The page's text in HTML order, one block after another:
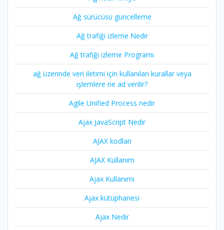
Ağ sürücüsü güncelleme
Ağ trafiği izleme Nedir
Ağ trafiği izleme Programı
ağ üzerinde veri iletimi için kullanılan kurallar veya
işlemlere ne ad verilir?
Agile Unified Process nedir
Ajax JavaScript Nedir
AJAX kodları
AJAX Kullanım
Ajax Kullanımı
Ajax kütüphanesi
Ajax Nedir